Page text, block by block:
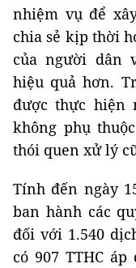
nhiệm vụ để
chia sẻ kịp thời
của người dân
hiệu quả hơn.
được thực hiện
không phụ
thói quen xử lý
Tính đến ngày
ban hành các
đối với 1.540
có 907 TTHC